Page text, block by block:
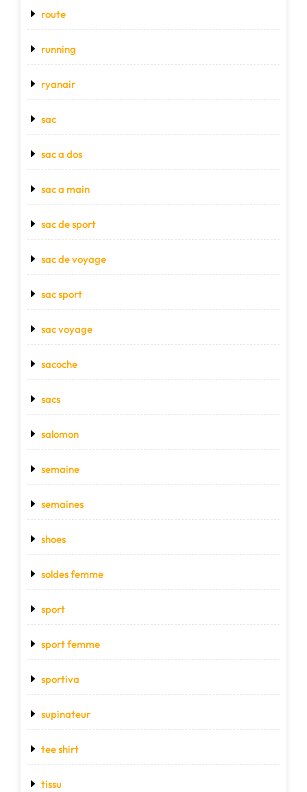
route
running
ryanair
sac
sac a dos
sac a main
sac de sport
sac de voyage
sac sport
sac voyage
sacoche
sacs
salomon
semaine
semaines
shoes
soldes femme
sport
sport femme
sportiva
supinateur
tee shirt
tissu